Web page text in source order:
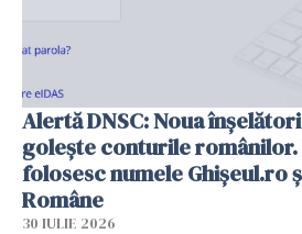
Alertă DNSC: Noua
golește conturile
folosesc numele Ghișeul.ro
Române
30 IULIE 2026